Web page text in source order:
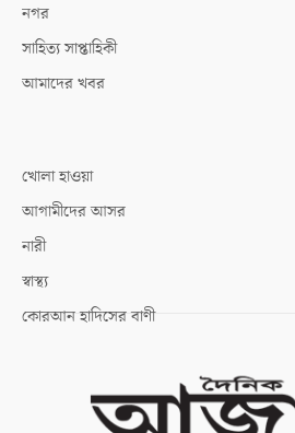
নগর
সাহিত্য সাপ্তাহিকী
আমাদের খবর
খোলা হাওয়া
আগামীদের আসর
নারী
স্বাস্থ্য
কোরআন হাদিসের বাণী